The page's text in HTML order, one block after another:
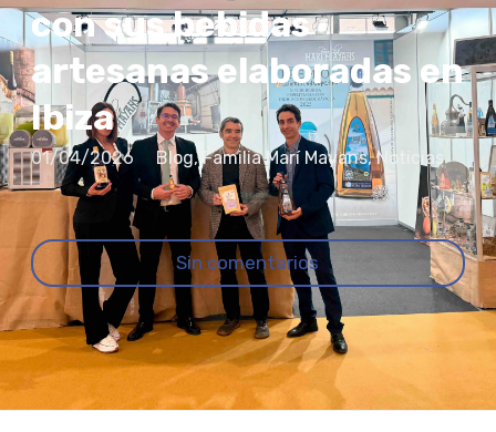
con sus bebidas
artesanas elaboradas en
Ibiza
01/04/2026 Blog,Familia Marí Mayans,Noticias
Sin comentarios